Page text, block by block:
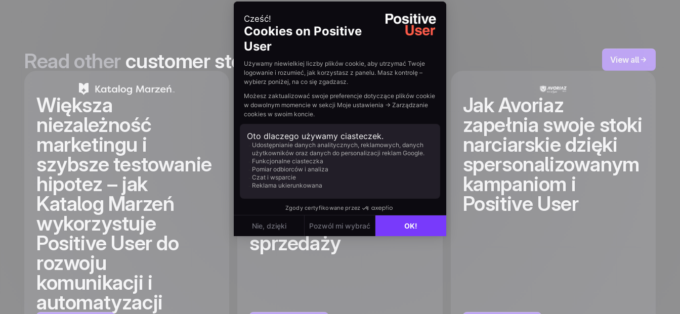
Read other customer stories View all
Większa
niezależność
marketingu i
szybsze testowanie
hipotez – jak
Katalog Marzeń
wykorzystuje
Positive User do
rozwoju
komunikacji i
automatyzacji
20,5% konwersji
leadów na sprzedaż
– jak Liberty Motors
wykorzystuje
Positive User do
zarządzania
procesem
sprzedaży
Jak Avoriaz
zapełnia swoje stoki
narciarskie dzięki
spersonalizowanym
kampaniom i
Positive User